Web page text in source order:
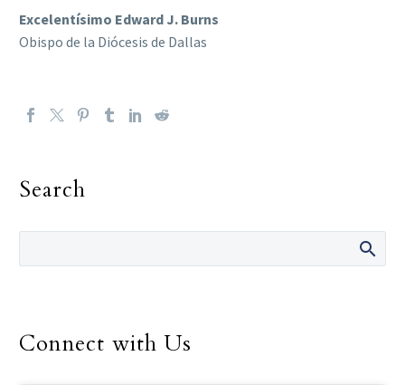
Excelentísimo Edward J. Burns
Obispo de la Diócesis de Dallas
Search
Connect with Us